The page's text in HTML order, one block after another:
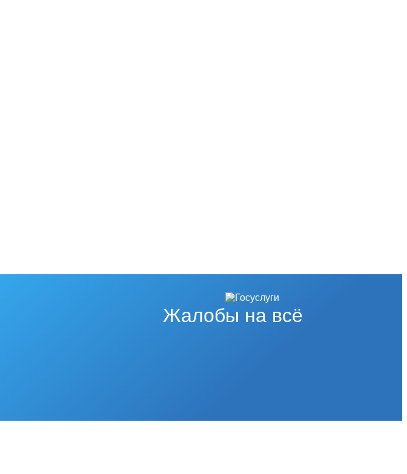
Жалобы на всё